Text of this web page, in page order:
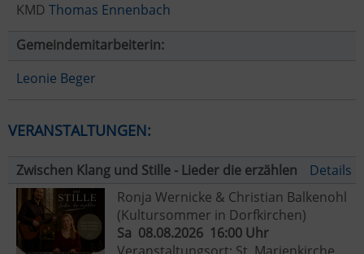
KMD Thomas Ennenbach
Gemeindemitarbeiterin:
Leonie Beger
VERANSTALTUNGEN:
Zwischen Klang und Stille - Lieder die erzählen
Details
Ronja Wernicke & Christian Balkenohl
(Kultursommer in Dorfkirchen)
Sa 08.08.2026 16:00 Uhr